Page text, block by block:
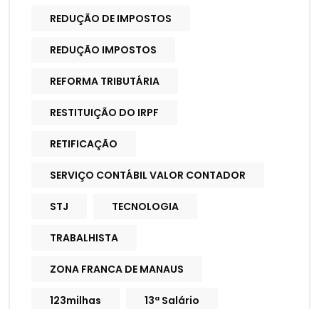
REDUÇÃO DE IMPOSTOS
REDUÇÃO IMPOSTOS
REFORMA TRIBUTÁRIA
RESTITUIÇÃO DO IRPF
RETIFICAÇÃO
SERVIÇO CONTÁBIL VALOR CONTADOR
STJ TECNOLOGIA
TRABALHISTA
ZONA FRANCA DE MANAUS
123milhas 13ª Salário